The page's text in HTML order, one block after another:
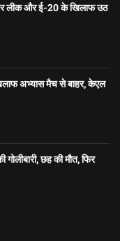
लीक और ई-20 के खिलाफ उठ
अभ्यास मैच से बाहर, केएल
छह की मौत, फिर